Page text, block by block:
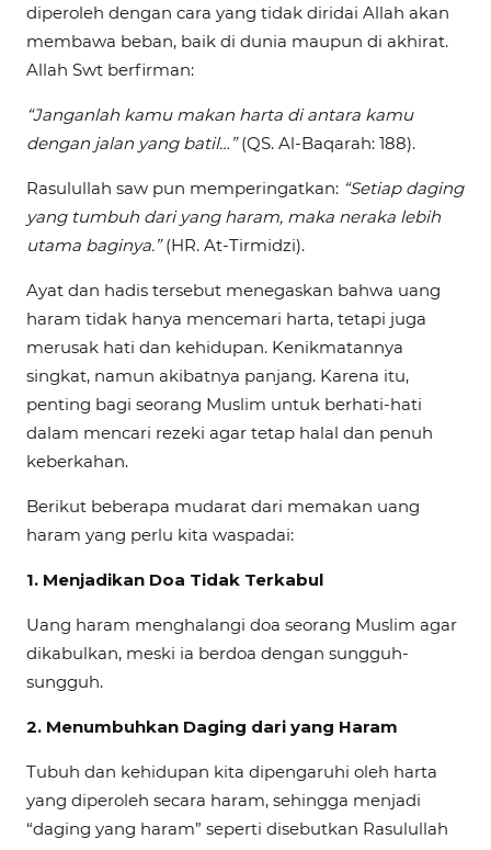
diperoleh dengan cara yang tidak diridai Allah akan
membawa beban, baik di dunia maupun di akhirat.
Allah Swt berfirman:
“Janganlah kamu makan harta di antara kamu
dengan jalan yang batil…”(QS. Al-Baqarah: 188).
Rasulullah saw pun memperingatkan: “Setiap daging
yang tumbuh dari yang haram, maka neraka lebih
utama baginya.”(HR. At-Tirmidzi).
Ayat dan hadis tersebut menegaskan bahwa uang
haram tidak hanya mencemari harta, tetapi juga
merusak hati dan kehidupan. Kenikmatannya
singkat, namun akibatnya panjang. Karena itu,
penting bagi seorang Muslim untuk berhati-hati
dalam mencari rezeki agar tetap halal dan penuh
keberkahan.
Berikut beberapa mudarat dari memakan uang
haram yang perlu kita waspadai:
1. Menjadikan Doa Tidak Terkabul
Uang haram menghalangi doa seorang Muslim agar
dikabulkan, meski ia berdoa dengan sungguh-
sungguh.
2. Menumbuhkan Daging dari yang Haram
Tubuh dan kehidupan kita dipengaruhi oleh harta
yang diperoleh secara haram, sehingga menjadi
“daging yang haram” seperti disebutkan Rasulullah